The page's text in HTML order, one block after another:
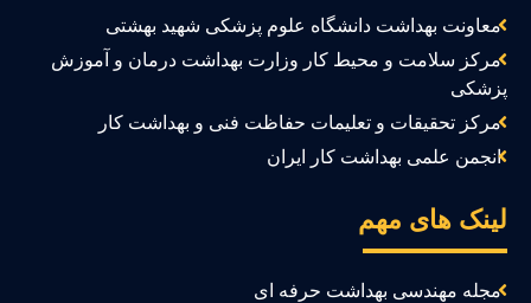
معاونت بهداشت دانشگاه علوم پزشکی شهید بهشتی
مرکز سلامت و محیط کار وزارت بهداشت درمان و آموزش
مرکز تحقیقات و تعلیمات حفاظت فنی و بهداشت کار
انجمن علمی بهداشت کار ایران
های مهم
مجله مهندسی بهداشت حرفه ای